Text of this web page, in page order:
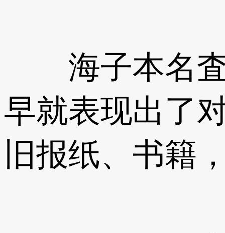
海子本名査
早就表现出了
旧报纸、书籍